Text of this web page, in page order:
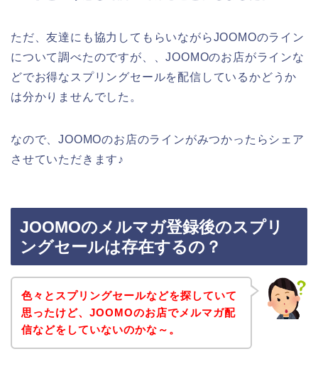
ただ、友達にも協力してもらいながらJOOMOのライン
について調べたのですが、、JOOMOのお店がラインな
どでお得なスプリングセールを配信しているかどうか
は分かりませんでした。
なので、JOOMOのお店のラインがみつかったらシェア
させていただきます♪
JOOMOのメルマガ登録後のスプリ
ングセールは存在するの？
色々とスプリングセールなどを探していて
思ったけど、JOOMOのお店でメルマガ配
信などをしていないのかな～。